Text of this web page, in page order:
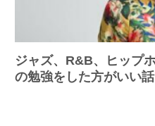
ジャズ、R&B、ヒップ
の勉強をした方がいい話